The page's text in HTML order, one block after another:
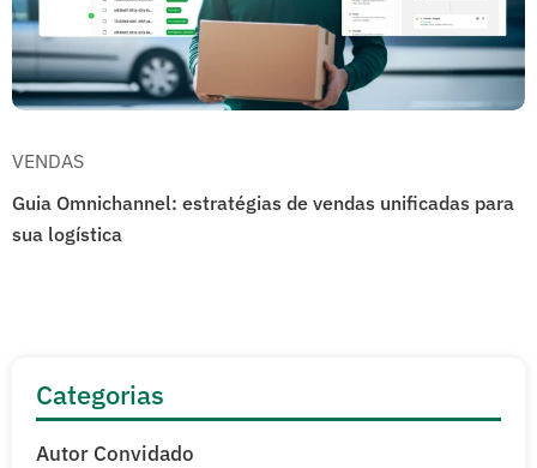
VENDAS
Guia Omnichannel: estratégias de vendas unificadas para
sua logística
Categorias
Autor Convidado